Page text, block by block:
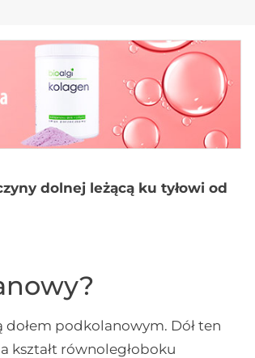
dolnej leżącą ku tyłowi od
podkolanowym. Dół ten
kształt równoległoboku